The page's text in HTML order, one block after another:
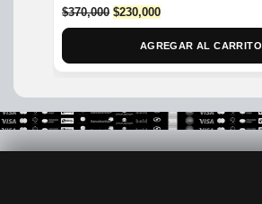
$370,000 Original
price
$230,000Current
price
is:
AGREGAR AL CARRITO